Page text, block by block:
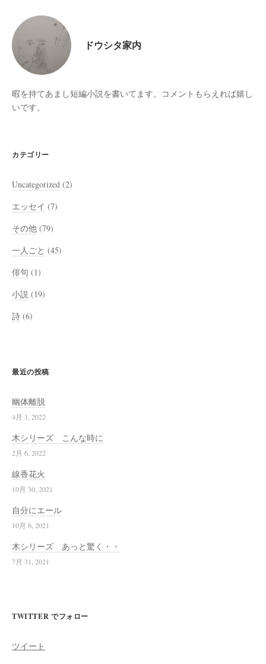
ドウシタ家内
暇を持てあまし短編小説を書いてます。コメントもらえれば嬉し
いです。
カテゴリー
Uncategorized (2)
エッセイ (7)
その他 (79)
一人ごと (45)
俳句 (1)
小説 (19)
詩 (6)
最近の投稿
幽体離脱
4月 1, 2022
木シリーズ こんな時に
2月 6, 2022
線香花火
10月 30, 2021
自分にエール
10月 6, 2021
木シリーズ あっと驚く・・
7月 31, 2021
TWITTER でフォロー
ツイート